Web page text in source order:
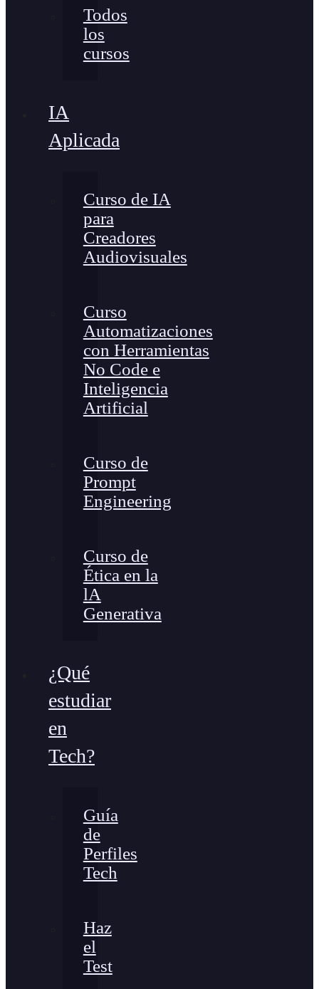
Todos
los
cursos
IA
Aplicada
Curso de IA
para
Creadores
Audiovisuales
Curso
Automatizaciones
con Herramientas
No Code e
Inteligencia
Artificial
Curso de
Prompt
Engineering
Curso de
Ética en la
lA
Generativa
¿Qué
estudiar
en
Tech?
Guía
de
Perfiles
Tech
Haz
el
Test